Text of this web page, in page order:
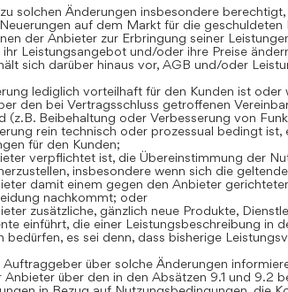
solchen Änderungen insbesondere berechtigt,
auf dem Markt für die geschuldeten
der Anbieter zur Erbringung seiner
Leistungsangebot und/oder ihre Preise
sich darüber hinaus vor, AGB und/oder
lediglich vorteilhaft für den Kunden ist oder
den bei Vertragsschluss getroffenen
(z.B. Beibehaltung oder Verbesserung von
rein technisch oder prozessual bedingt ist,
für den Kunden;
verpflichtet ist, die Übereinstimmung der
insbesondere wenn sich die
damit einem gegen den Anbieter
nachkommt; oder
zusätzliche, gänzlich neue Produkte,
einführt, die einer Leistungsbeschreibung in
bedürfen, es sei denn, dass bisherige
über solche Änderungen
über den in den Absätzen 9.1 und 9.2